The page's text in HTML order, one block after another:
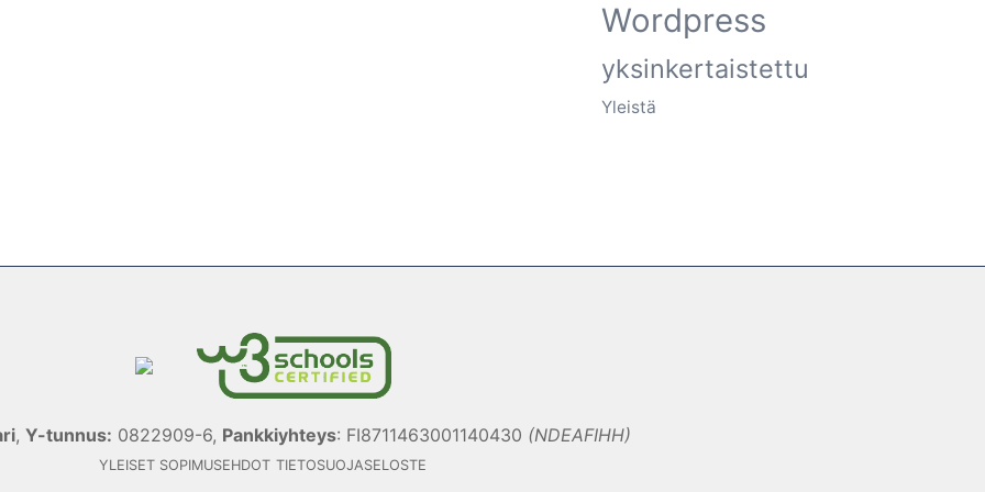
Wordpress
yksinkertaistettu
Yleistä
, Y-tunnus: 0822909-6, Pankkiyhteys: FI8711463001140430 (NDEAFIHH)
YLEISET SOPIMUSEHDOT TIETOSUOJASELOSTE